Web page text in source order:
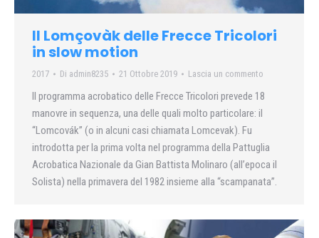
Il Lomçovàk delle Frecce Tricolori
in slow motion
2017 Di admin8235 21 Ottobre 2019 Lascia un commento
Il programma acrobatico delle Frecce Tricolori prevede 18
manovre in sequenza, una delle quali molto particolare: il
“Lomcovák” (o in alcuni casi chiamata Lomcevak). Fu
introdotta per la prima volta nel programma della Pattuglia
Acrobatica Nazionale da Gian Battista Molinaro (all’epoca il
Solista) nella primavera del 1982 insieme alla “scampanata”.